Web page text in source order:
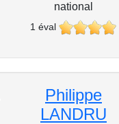
national
1 éval
Philippe
LANDRU